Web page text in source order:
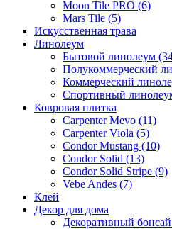
Moon Tile PRO (6)
Mars Tile (5)
Искусcтвенная трава
Линолеум
Бытовой линолеум
Полукоммерческий
Коммерческий
Спортивный
Ковровая плитка
Carpenter Mevo (11)
Carpenter Viola (5)
Condor Mustang (10)
Condor Solid (13)
Condor Solid Stripe (9)
Vebe Andes (7)
Клей
Декор для дома
Декоративный